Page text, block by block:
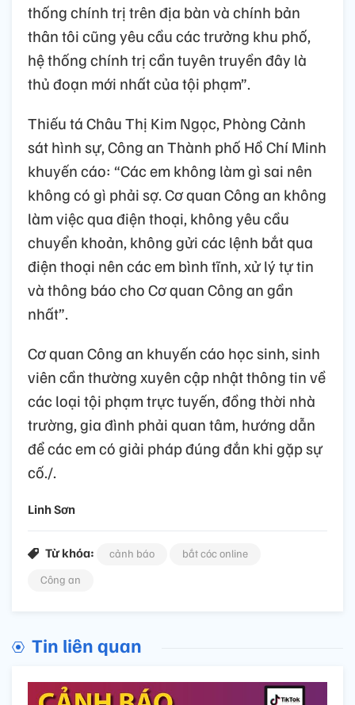
thống chính trị trên địa bàn và chính bản
thân tôi cũng yêu cầu các trưởng khu phố,
hệ thống chính trị cần tuyên truyền đây là
thủ đoạn mới nhất của tội phạm”.
Thiếu tá Châu Thị Kim Ngọc, Phòng Cảnh
sát hình sự, Công an Thành phố Hồ Chí Minh
khuyến cáo: “Các em không làm gì sai nên
không có gì phải sợ. Cơ quan Công an không
làm việc qua điện thoại, không yêu cầu
chuyển khoản, không gửi các lệnh bắt qua
điện thoại nên các em bình tĩnh, xử lý tự tin
và thông báo cho Cơ quan Công an gần
nhất”.
Cơ quan Công an khuyến cáo học sinh, sinh
viên cần thường xuyên cập nhật thông tin về
các loại tội phạm trực tuyến, đồng thời nhà
trường, gia đình phải quan tâm, hướng dẫn
để các em có giải pháp đúng đắn khi gặp sự
cố./.
Linh Sơn
Từ khóa: cảnh báo
bắt cóc online
Công an
Tin liên quan